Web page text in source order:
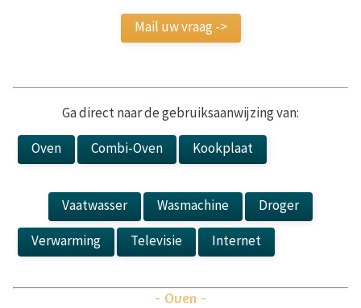
Mail uw vraag ->
Ga direct naar de gebruiksaanwijzing van:
Oven
Combi-Oven Kookplaat
Vaatwasser Wasmachine
Droger
Verwarming
Televisie Internet
- Oven -